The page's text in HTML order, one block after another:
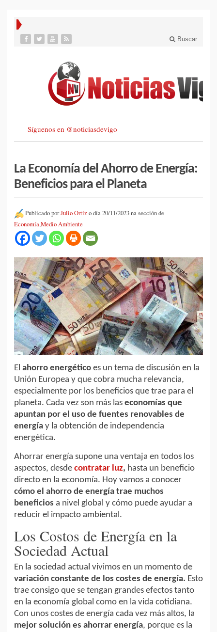
Buscar
Síguenos en @noticiasdevigo
La Economía del Ahorro de Energía:
Beneficios para el Planeta
Publicado porJulio Ortízo día 20/11/2023 na sección de
Economía,Medio Ambiente
El ahorro energético es un tema de discusión en la
Unión Europea y que cobra mucha relevancia,
especialmente por los beneficios que trae para el
planeta. Cada vez son más las economías que
apuntan por el uso de fuentes renovables de
energía y la obtención de independencia
energética.
Ahorrar energía supone una ventaja en todos los
aspectos, desde contratar luz, hasta un beneficio
directo en la economía. Hoy vamos a conocer
cómo el ahorro de energía trae muchos
beneficios a nivel global y cómo puede ayudar a
reducir el impacto ambiental.
Los Costos de Energía en la
Sociedad Actual
En la sociedad actual vivimos en un momento de
variación constante de los costes de energía. Esto
trae consigo que se tengan grandes efectos tanto
en la economía global como en la vida cotidiana.
Con unos costes de energía cada vez más altos, la
mejor solución es ahorrar energía, porque es la